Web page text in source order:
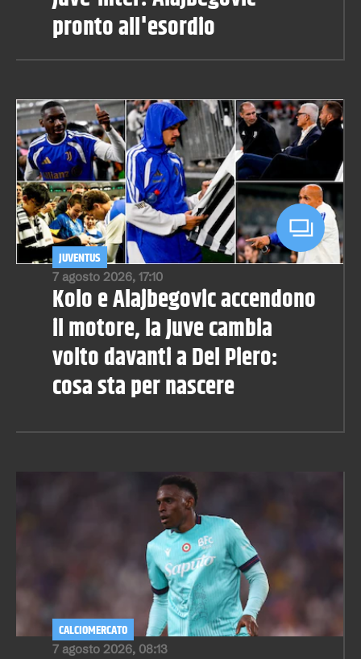
pronto all'esordio
7 agosto 2026, 17:10
JUVENTUS
Kolo e Alajbegovic accendono
il motore, la Juve cambia
volto davanti a Del Piero:
cosa sta per nascere
7 agosto 2026, 08:13
CALCIOMERCATO